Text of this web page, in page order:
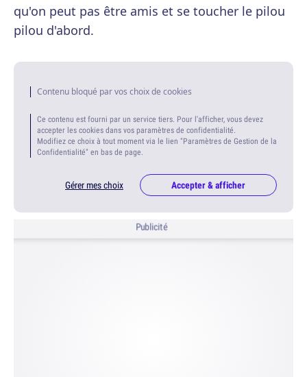
qu'on peut pas être amis et se toucher le pilou
pilou d'abord.
Contenu bloqué par vos choix de cookies
Ce contenu est fourni par un service tiers. Pour l'afficher, vous devez
accepter les cookies dans vos paramètres de confidentialité.
Modifiez ce choix à tout moment via le lien "Paramètres de Gestion de la
Confidentialité" en bas de page.
Gérer mes choix Accepter & afficher
Publicité